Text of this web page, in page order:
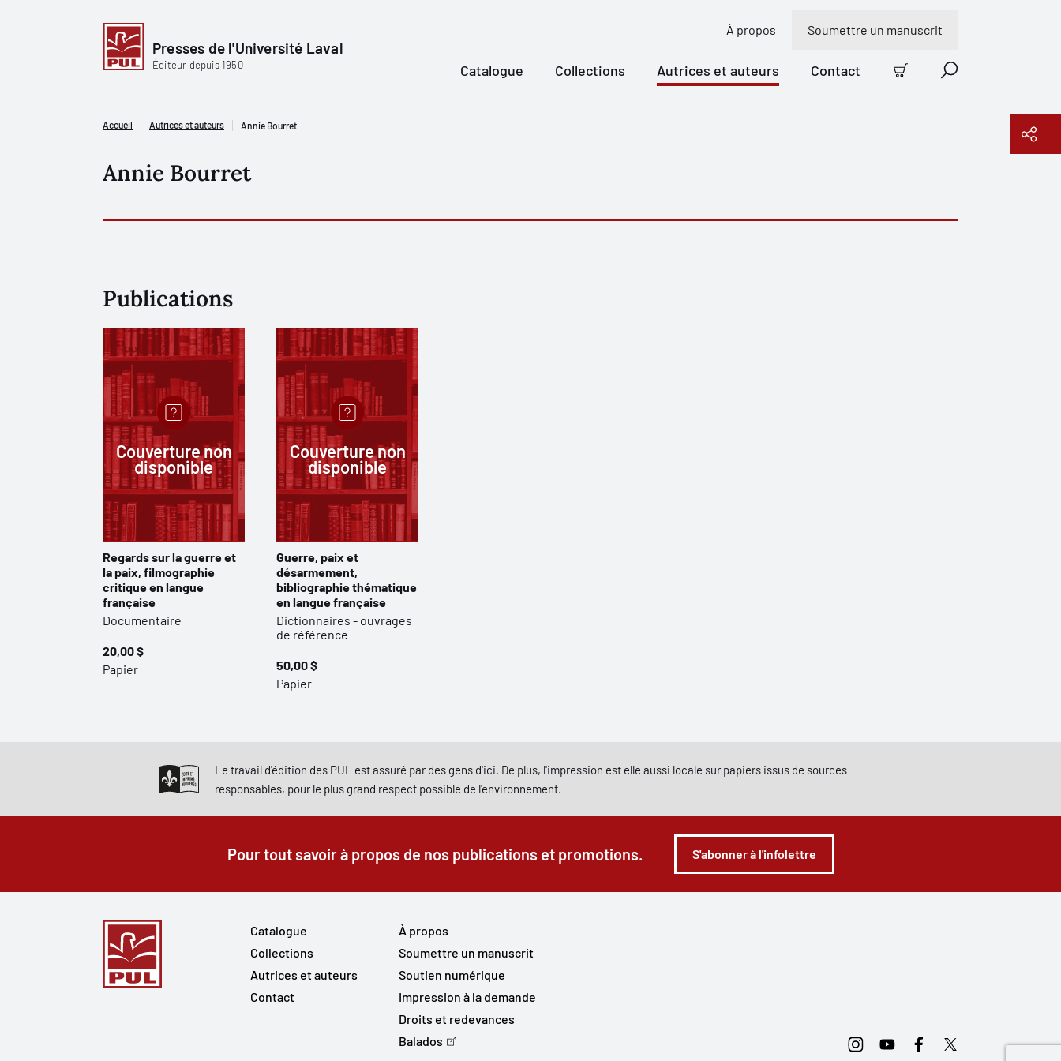
Presses de l'Université Laval
Éditeur depuis 1950
À propos Soumettre un manuscrit
Catalogue Collections Autrices et auteurs Contact
Panier Recherche
Accueil Autrices et auteurs Annie Bourret
Annie Bourret
Publications
Couverture non
disponible
Regards sur la guerre et
la paix, filmographie
critique en langue
française
Documentaire
20,00 $
Papier
Couverture non
disponible
Guerre, paix et
désarmement,
bibliographie thématique
en langue française
Dictionnaires - ouvrages
de référence
50,00 $
Papier
Le travail d'édition des PUL est assuré par des gens d'ici. De plus, l'impression est elle aussi locale sur papiers issus de sources
responsables, pour le plus grand respect possible de l'environnement.
Pour tout savoir à propos de nos publications et promotions. S'abonner à l'infolettre
Catalogue
Collections
Autrices et auteurs
Contact
À propos
Soumettre un manuscrit
Soutien numérique
Impression à la demande
Droits et redevances
Balados
InstagramYoutubeFacebookTwitter